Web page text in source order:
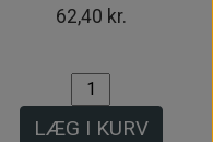
62,40 kr.
LÆG I KURV